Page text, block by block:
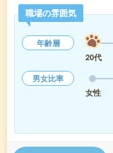
職場の雰囲気
年齢層
20代
男女比率
女性